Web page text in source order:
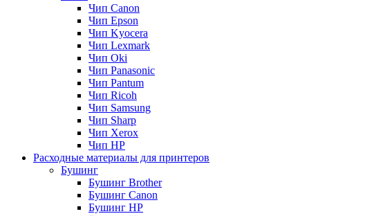
Чип Canon
Чип Epson
Чип Kyocera
Чип Lexmark
Чип Oki
Чип Panasonic
Чип Pantum
Чип Ricoh
Чип Samsung
Чип Sharp
Чип Xerox
Чип НР
Расходные материалы для принтеров
Бушинг
Бушинг Brother
Бушинг Canon
Бушинг HP